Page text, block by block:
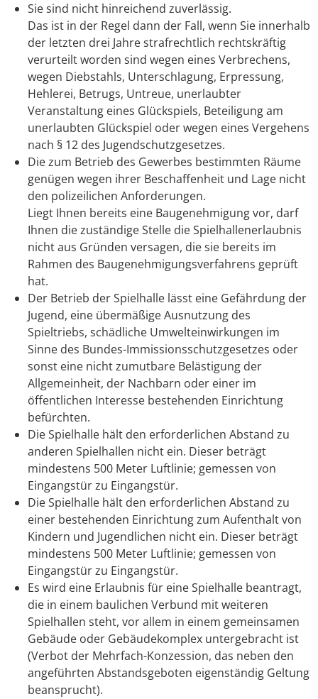
Sie sind nicht hinreichend zuverlässig.
Das ist in der Regel dann der Fall, wenn Sie innerhalb
der letzten drei Jahre strafrechtlich rechtskräftig
verurteilt worden sind wegen eines Verbrechens,
wegen Diebstahls, Unterschlagung, Erpressung,
Hehlerei, Betrugs, Untreue, unerlaubter
Veranstaltung eines Glückspiels, Beteiligung am
unerlaubten Glückspiel oder wegen eines Vergehens
nach § 12 des Jugendschutzgesetzes.
Die zum Betrieb des Gewerbes bestimmten Räume
genügen wegen ihrer Beschaffenheit und Lage nicht
den polizeilichen Anforderungen.
Liegt Ihnen bereits eine Baugenehmigung vor, darf
Ihnen die zuständige Stelle die Spielhallenerlaubnis
nicht aus Gründen versagen, die sie bereits im
Rahmen des Baugenehmigungsverfahrens geprüft
hat.
Der Betrieb der Spielhalle lässt eine Gefährdung der
Jugend, eine übermäßige Ausnutzung des
Spieltriebs, schädliche Umwelteinwirkungen im
Sinne des Bundes-Immissionsschutzgesetzes oder
sonst eine nicht zumutbare Belästigung der
Allgemeinheit, der Nachbarn oder einer im
öffentlichen Interesse bestehenden Einrichtung
befürchten.
Die Spielhalle hält den erforderlichen Abstand zu
anderen Spielhallen nicht ein. Dieser beträgt
mindestens 500 Meter Luftlinie; gemessen von
Eingangstür zu Eingangstür.
Die Spielhalle hält den erforderlichen Abstand zu
einer bestehenden Einrichtung zum Aufenthalt von
Kindern und Jugendlichen nicht ein. Dieser beträgt
mindestens 500 Meter Luftlinie; gemessen von
Eingangstür zu Eingangstür.
Es wird eine Erlaubnis für eine Spielhalle beantragt,
die in einem baulichen Verbund mit weiteren
Spielhallen steht, vor allem in einem gemeinsamen
Gebäude oder Gebäudekomplex untergebracht ist
(Verbot der Mehrfach-Konzession, das neben den
angeführten Abstandsgeboten eigenständig Geltung
beansprucht).